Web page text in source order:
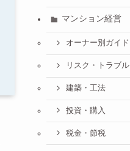
マンション経営
オーナー別ガイド
リスク・トラブル
建築・工法
投資・購入
税金・節税